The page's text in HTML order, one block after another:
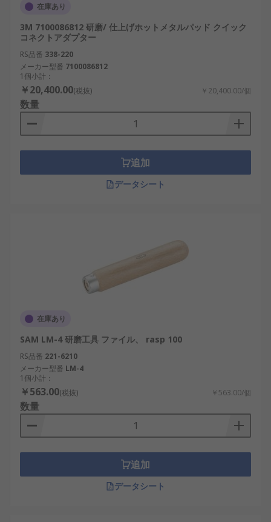
在庫あり
3M 7100086812 研磨/ 仕上げホットメタルパッド クイック
コネクトアダプター
RS品番 338-220
メーカー型番 7100086812
1個小計：
￥20,400.00(税抜) ￥20,400.00/個
数量
追加
データシート
在庫あり
SAM LM-4 研磨工具 ファイル、 rasp 100
RS品番 221-6210
メーカー型番 LM-4
1個小計：
￥563.00(税抜) ￥563.00/個
数量
追加
データシート